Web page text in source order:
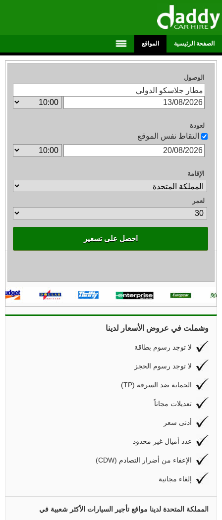
الصفحة الرئيسية المواقع
الوصول
لعودة
التقاط نفس الموقع
الإقامة
لعمر
احصل على تسعير
وشملت في عروض الأسعار لدينا
لا توجد رسوم بطاقة
لا توجد رسوم الحجز
(TP) الحماية ضد السرقة
تعديلات مجاناً
أدنى سعر
عدد أميال غير محدود
(CDW) الإعفاء من أضرار التصادم
إلغاء مجانية
المملكة المتحدة لدينا مواقع تأجير السيارات الأكثر شعبية في